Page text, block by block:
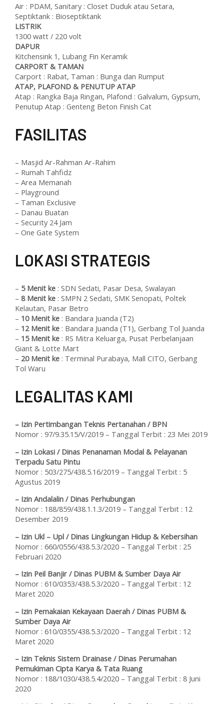
Air : PDAM, Sanitary : Closet Duduk atau Setara,
Septiktank : Bioseptiktank
LISTRIK
1300 watt / 220 volt
DAPUR
Kitchensink 1, Lubang Fin Keramik
CARPORT & TAMAN
Carport : Rabat, Taman : Bunga dan Rumput
ATAP, PLAFOND & PENUTUP ATAP
Atap : Rangka Baja Ringan, Plafond : Galvalum, Gypsum,
Penutup Atap : Genteng Beton Finish Cat
FASILITAS
– Masjid Ar-Rahman Ar-Rahim
– Rumah Tahfidz
– Area Memanah
– Playground
– Taman Exclusive
– Danau Buatan
– Security 24 Jam
– One Gate System
LOKASI STRATEGIS
– 5 Menit ke : SDN Sedati, Pasar Desa, Swalayan
–8 Menit ke : SMPN 2 Sedati, SMK Senopati, Poltek
Kelautan, Pasar Betro
– 10 Menit ke : Bandara Juanda (T2)
– 12 Menit ke : Bandara Juanda (T1), Gerbang Tol Juanda
– 15 Menit ke : RS Mitra Keluarga, Pusat Perbelanjaan
Giant & Lotte Mart
– 20 Menit ke : Terminal Purabaya, Mall CITO, Gerbang
Tol Waru
LEGALITAS KAMI
– Izin Pertimbangan Teknis Pertanahan / BPN
Nomor : 97/9.35.15/V/2019 – Tanggal Terbit : 23 Mei 2019
– Izin Lokasi / Dinas Penanaman Modal & Pelayanan
Terpadu Satu Pintu
Nomor : 503/275/438.5.16/2019 – Tanggal Terbit : 5
Agustus 2019
– Izin Andalalin / Dinas Perhubungan
Nomor : 188/859/438.1.1.3/2019 – Tanggal Terbit : 12
Desember 2019
– Izin Ukl – Upl / Dinas Lingkungan Hidup & Kebersihan
Nomor : 660/0556/438.5.3/2020 – Tanggal Terbit : 25
Februari 2020
– Izin Peil Banjir / Dinas PUBM & Sumber Daya Air
Nomor : 610/0353/438.5.3/2020 – Tanggal Terbit : 12
Maret 2020
– Izin Pemakaian Kekayaan Daerah / Dinas PUBM &
Sumber Daya Air
Nomor : 610/0355/438.5.3/2020 – Tanggal Terbit : 12
Maret 2020
– Izin Teknis Sistem Drainase / Dinas Perumahan
Pemukiman Cipta Karya & Tata Ruang
Nomor : 188/1030/438.5.4/2020 – Tanggal Terbit : 8 Juni
2020